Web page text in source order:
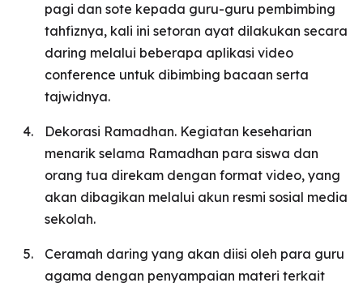
pagi dan sote kepada guru-guru pembimbing
tahfiznya, kali ini setoran ayat dilakukan secara
daring melalui beberapa aplikasi video
conference untuk dibimbing bacaan serta
tajwidnya.
Dekorasi Ramadhan. Kegiatan keseharian
menarik selama Ramadhan para siswa dan
orang tua direkam dengan format video, yang
akan dibagikan melalui akun resmi sosial media
sekolah.
Ceramah daring yang akan diisi oleh para guru
agama dengan penyampaian materi terkait